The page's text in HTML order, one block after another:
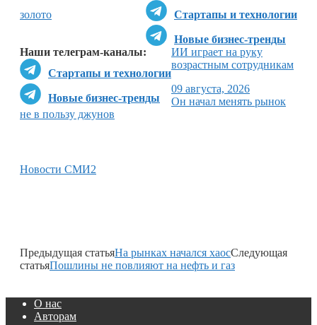
Стартапы и технологии
Новые бизнес-тренды
Наши телеграм-каналы:
Стартапы и технологии
Новые бизнес-тренды
золото
ИИ играет на руку
возрастным сотрудникам
09 августа, 2026
Он начал менять рынок
не в пользу джунов
Новости СМИ2
Предыдущая статьяНа рынках начался хаосСледующая
статьяПошлины не повлияют на нефть и газ
О нас
Авторам